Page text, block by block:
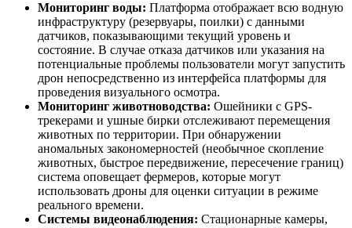
Мониторинг воды: Платформа отображает всю водную
инфраструктуру (резервуары, поилки) с данными
датчиков, показывающими текущий уровень и
состояние. В случае отказа датчиков или указания на
потенциальные проблемы пользователи могут запустить
дрон непосредственно из интерфейса платформы для
проведения визуального осмотра.
Мониторинг животноводства: Ошейники с GPS-
трекерами и ушные бирки отслеживают перемещения
животных по территории. При обнаружении
аномальных закономерностей (необычное скопление
животных, быстрое передвижение, пересечение границ)
система оповещает фермеров, которые могут
использовать дроны для оценки ситуации в режиме
реального времени.
Системы видеонаблюдения: Стационарные камеры,